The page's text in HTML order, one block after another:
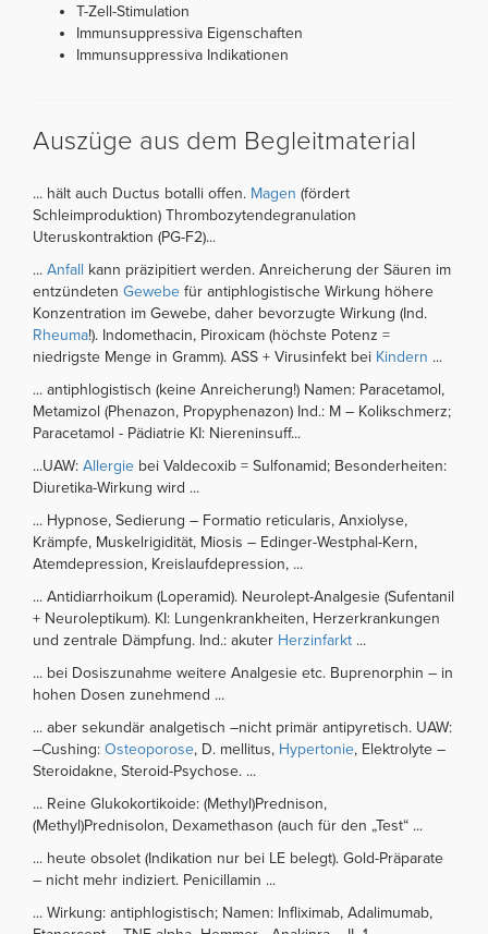
T-Zell-Stimulation
Immunsuppressiva Eigenschaften
Immunsuppressiva Indikationen
Auszüge aus dem Begleitmaterial
... hält auch Ductus botalli offen. Magen (fördert
Schleimproduktion) Thrombozytendegranulation
Uteruskontraktion (PG-F2)...
... Anfall kann präzipitiert werden. Anreicherung der Säuren im
entzündeten Gewebe für antiphlogistische Wirkung höhere
Konzentration im Gewebe, daher bevorzugte Wirkung (Ind.
Rheuma!). Indomethacin, Piroxicam (höchste Potenz =
niedrigste Menge in Gramm). ASS + Virusinfekt bei Kindern ...
... antiphlogistisch (keine Anreicherung!) Namen: Paracetamol,
Metamizol (Phenazon, Propyphenazon) Ind.: M – Kolikschmerz;
Paracetamol - Pädiatrie KI: Niereninsuff...
...UAW: Allergie bei Valdecoxib = Sulfonamid; Besonderheiten:
Diuretika-Wirkung wird ...
... Hypnose, Sedierung – Formatio reticularis, Anxiolyse,
Krämpfe, Muskelrigidität, Miosis – Edinger-Westphal-Kern,
Atemdepression, Kreislaufdepression, ...
... Antidiarrhoikum (Loperamid). Neurolept-Analgesie (Sufentanil
+ Neuroleptikum). KI: Lungenkrankheiten, Herzerkrankungen
und zentrale Dämpfung. Ind.: akuter Herzinfarkt ...
... bei Dosiszunahme weitere Analgesie etc. Buprenorphin – in
hohen Dosen zunehmend ...
... aber sekundär analgetisch –nicht primär antipyretisch. UAW:
–Cushing: Osteoporose, D. mellitus, Hypertonie, Elektrolyte –
Steroidakne, Steroid-Psychose. ...
... Reine Glukokortikoide: (Methyl)Prednison,
(Methyl)Prednisolon, Dexamethason (auch für den „Test“ ...
... heute obsolet (Indikation nur bei LE belegt). Gold-Präparate
– nicht mehr indiziert. Penicillamin ...
... Wirkung: antiphlogistisch; Namen: Infliximab, Adalimumab,